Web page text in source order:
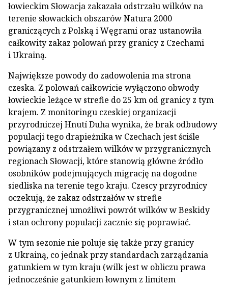
łowieckim Słowacja zakazała odstrzału wilków na
terenie słowackich obszarów Natura 2000
graniczących z Polską i Węgrami oraz ustanowiła
całkowity zakaz polowań przy granicy z Czechami
i Ukrainą.
Największe powody do zadowolenia ma strona
czeska. Z polowań całkowicie wyłączono obwody
łowieckie leżące w strefie do 25 km od granicy z tym
krajem. Z monitoringu czeskiej organizacji
przyrodniczej Hnutí Duha wynika, że brak odbudowy
populacji tego drapieżnika w Czechach jest ściśle
powiązany z odstrzałem wilków w przygranicznych
regionach Słowacji, które stanowią główne źródło
osobników podejmujących migrację na dogodne
siedliska na terenie tego kraju. Czescy przyrodnicy
oczekują, że zakaz odstrzałów w strefie
przygranicznej umożliwi powrót wilków w Beskidy
i stan ochrony populacji zacznie się poprawiać.
W tym sezonie nie poluje się także przy granicy
z Ukrainą, co jednak przy standardach zarządzania
gatunkiem w tym kraju (wilk jest w obliczu prawa
jednocześnie gatunkiem łownym z limitem